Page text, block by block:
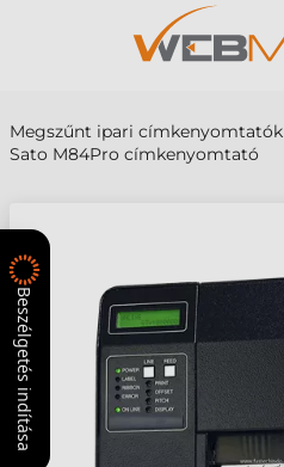
Megszűnt ipari címkenyomtatók
Sato M84Pro címkenyomtató
Beszélgetés indítása